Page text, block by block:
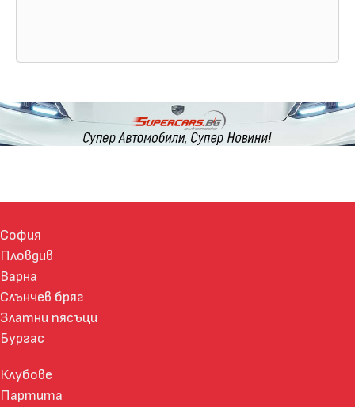
София
Пловдив
Варна
Слънчев бряг
Златни пясъци
Бургас
Клубове
Партита